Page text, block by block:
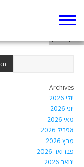
Archives
יולי 2026
יוני 2026
מאי 2026
אפריל 2026
מרץ 2026
פברואר 2026
ינואר 2026